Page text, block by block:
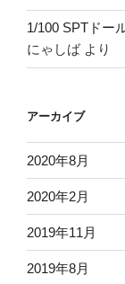
1/100 SPTドー
にゃしばより
アーカイブ
2020年8月
2020年2月
2019年11月
2019年8月